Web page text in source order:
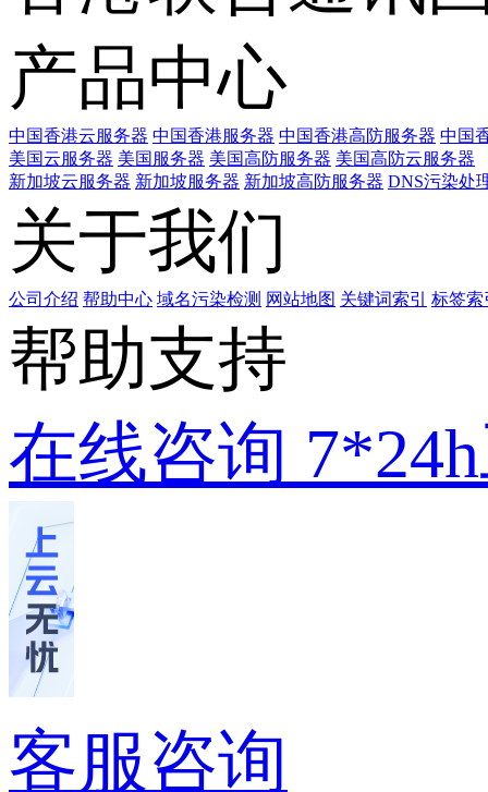
产品中心
中国香港云服务器 中国香港服务器 中国香港高防服务器 中国
美国云服务器 美国服务器 美国高防服务器 美国高防云服务器
新加坡云服务器 新加坡服务器 新加坡高防服务器 DNS污染处
关于我们
公司介绍 帮助中心 域名污染检测 网站地图 关键词索引 标签索
帮助支持
在线咨询
客服咨询